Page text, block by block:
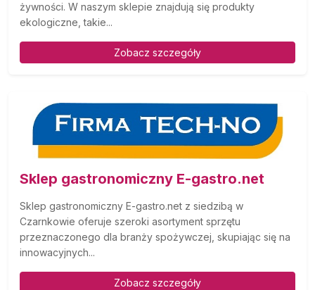
żywności. W naszym sklepie znajdują się produkty
ekologiczne, takie...
Zobacz szczegóły
Sklep gastronomiczny E-gastro.net
Sklep gastronomiczny E-gastro.net z siedzibą w
Czarnkowie oferuje szeroki asortyment sprzętu
przeznaczonego dla branży spożywczej, skupiając się na
innowacyjnych...
Zobacz szczegóły